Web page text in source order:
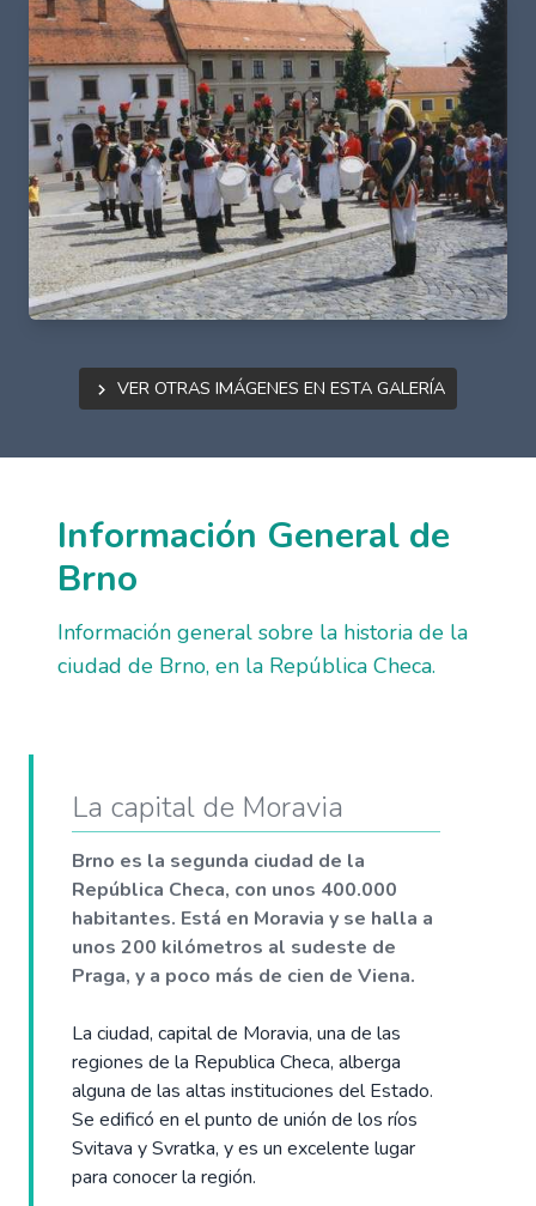
Ver otras imágenes en esta galería
Información General de
Brno
Información general sobre la historia de la
ciudad de Brno, en la República Checa.
La capital de Moravia
Brno es la segunda ciudad de la
República Checa, con unos 400.000
habitantes. Está en Moravia y se halla a
unos 200 kilómetros al sudeste de
Praga, y a poco más de cien de Viena.
La ciudad, capital de Moravia, una de las
regiones de la Republica Checa, alberga
alguna de las altas instituciones del Estado.
Se edificó en el punto de unión de los ríos
Svitava y Svratka, y es un excelente lugar
para conocer la región.